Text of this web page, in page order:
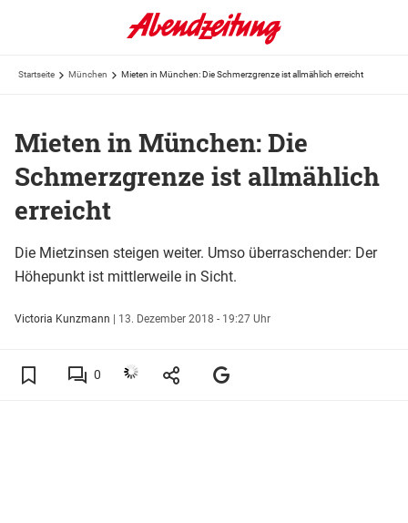
Startseite München Mieten in München: Die Schmerzgrenze ist allmählich erreicht
Mieten in München: Die
Schmerzgrenze ist allmählich
erreicht
Die Mietzinsen steigen weiter. Umso überraschender: Der
Höhepunkt ist mittlerweile in Sicht.
Victoria Kunzmann | 13. Dezember 2018 - 19:27 Uhr
0